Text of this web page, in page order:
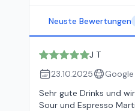
Neuste Bewertungen
J T
23.10.2025
Google
Sehr gute Drinks und
Sour und Espresso